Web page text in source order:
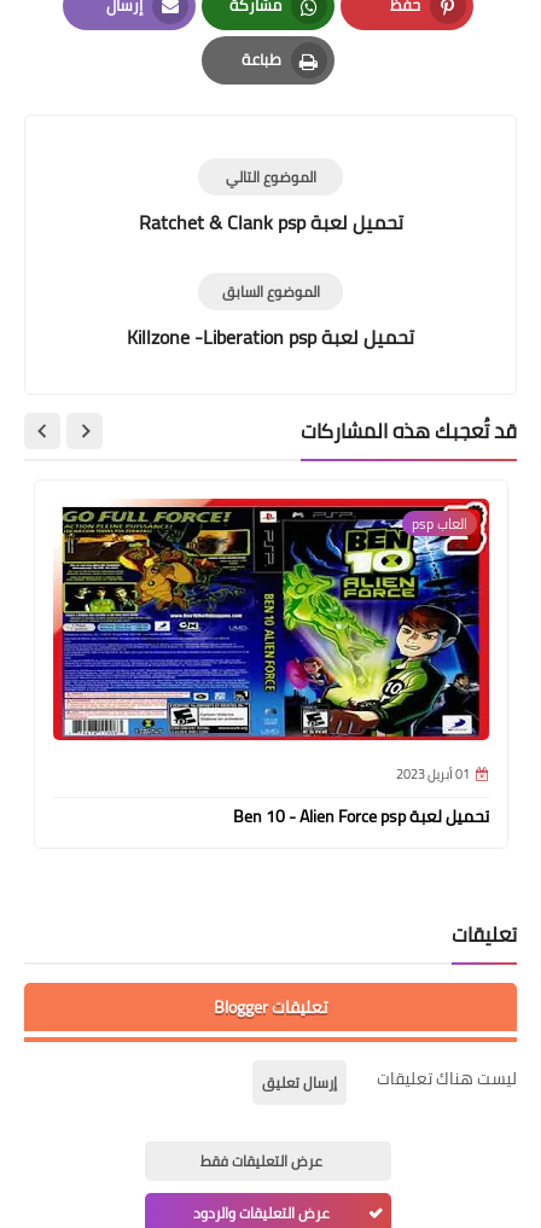
Pinterest
Whatsapp
Email
طباعة
Print
الموضوع التالي
تحميل لعبة Ratchet & Clank psp
الموضوع السابق
تحميل لعبة Killzone -Liberation psp
قد تُعجبك هذه المشاركات
العاب psp
01 أبريل 2023
تحميل لعبة Ben 10 - Alien Force psp
تعليقات
تعليقات Blogger
ليست هناك تعليقات إرسال تعليق
عرض التعليقات فقط
عرض التعليقات والردود